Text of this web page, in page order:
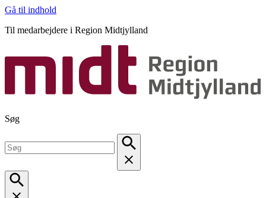
Gå til indhold
Til medarbejdere i Region Midtjylland
Søg